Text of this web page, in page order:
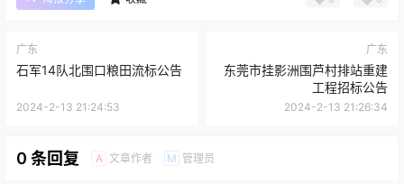
广东
石军14队北围口粮田流标公告
2024-2-13 21:24:53
广东
东莞市挂影洲围芦村排站重建
工程招标公告
2024-2-13 21:26:34
0 条回复 A 文章作者 M 管理员